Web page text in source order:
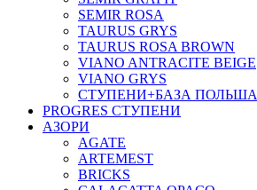
SEMIR ROSA
TAURUS GRYS
TAURUS ROSA BROWN
VIANO ANTRACITE BEIGE
VIANO GRYS
СТУПЕНИ+БАЗА ПОЛЬША
PROGRES СТУПЕНИ
АЗОРИ
AGATE
ARTEMEST
BRICKS